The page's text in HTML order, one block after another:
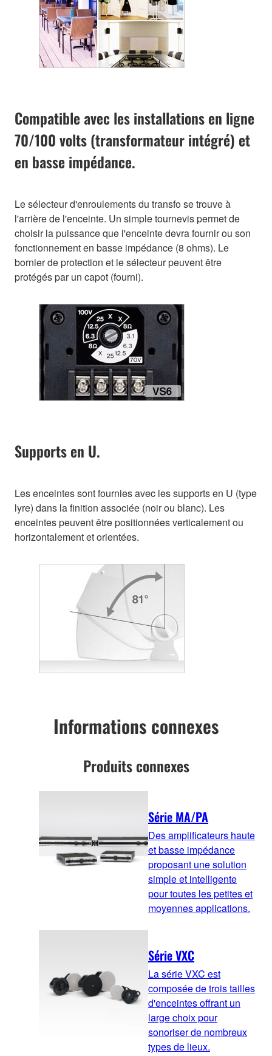
Compatible avec les installations en ligne
70/100 volts (transformateur intégré) et
en basse impédance.
Le sélecteur d'enroulements du transfo se trouve à
l'arrière de l'enceinte. Un simple tournevis permet de
choisir la puissance que l'enceinte devra fournir ou son
fonctionnement en basse impédance (8 ohms). Le
bornier de protection et le sélecteur peuvent être
protégés par un capot (fourni).
Supports en U.
Les enceintes sont fournies avec les supports en U (type
lyre) dans la finition associée (noir ou blanc). Les
enceintes peuvent être positionnées verticalement ou
horizontalement et orientées.
Informations connexes
Produits connexes
Série MA/PA
Des amplificateurs haute
et basse impédance
proposant une solution
simple et intelligente
pour toutes les petites et
moyennes applications.
Série VXC
La série VXC est
composée de trois tailles
d'enceintes offrant un
large choix pour
sonoriser de nombreux
types de lieux.